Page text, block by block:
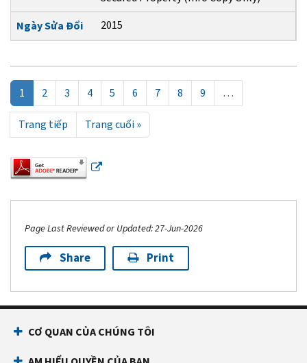
Ngày Sửa Đổi
2015
1
2 3 4 5 6 7 8 9 …
Trang tiếp Next page
Trang cuối »Last page
Page Last Reviewed or Updated: 27-Jun-2026
Share Print
Footer Navigation
CƠ QUAN CỦA CHÚNG TÔI